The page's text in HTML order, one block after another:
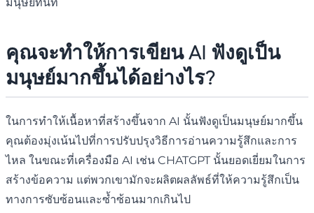
คุณจะทำให้การเขียน AI ฟังดูเป็น
มนุษย์มากขึ้นได้อย่างไร?
ในการทำให้เนื้อหาที่สร้างขึ้นจาก AI นั้นฟังดูเป็นมนุษย์มากขึ้น
คุณต้องมุ่งเน้นไปที่การปรับปรุงวิธีการอ่านความรู้สึกและการ
ไหล ในขณะที่เครื่องมือ AI เช่น CHATGPT นั้นยอดเยี่ยมในการ
สร้างข้อความ แต่พวกเขามักจะผลิตผลลัพธ์ที่ให้ความรู้สึกเป็น
ทางการซับซ้อนและซ้ำซ้อนมากเกินไป